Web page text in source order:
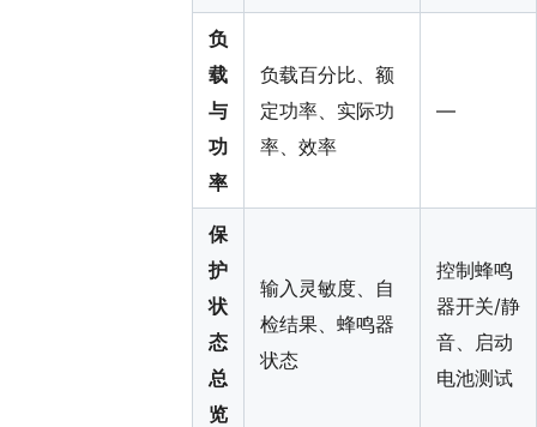
负
载
与
功
率
负载百分比、额
定功率、实际功
率、效率
—
保
护
状
态
总
览
输入灵敏度、自
检结果、蜂鸣器
状态
控制蜂鸣
器开关/静
音、启动
电池测试